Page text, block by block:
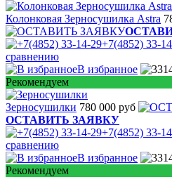
Колонковая Зерносушилка Astra
+7(4852) 33-
сравнению
В избранное
Рекомендуем
Зерносушилки 780 000 руб
ОСТАВИТЬ ЗАЯВКУ
+7(4852) 33-
сравнению
В избранное
Рекомендуем